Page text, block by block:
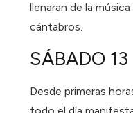
llenaran de la
cántabros.
SÁBADO
Desde primeras
todo el día